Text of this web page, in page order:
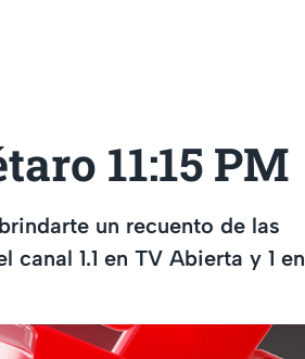
11:15 PM
un recuento de las
1.1 en TV Abierta y 1 en